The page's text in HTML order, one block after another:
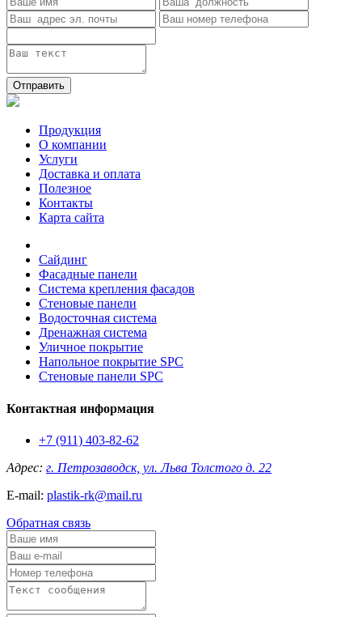
Отправить
Продукция
О компании
Услуги
Доставка и оплата
Полезное
Контакты
Карта сайта
Сайдинг
Фасадные панели
Система крепления фасадов
Стеновые панели
Водосточная система
Дренажная система
Уличное покрытие
Напольное покрытие SPC
Стеновые панели SPC
Контактная информация
+7 (911) 403-82-62
Адрес: г. Петрозаводск, ул. Льва Толстого д. 22
E-mail: plastik-rk@mail.ru
Обратная связь